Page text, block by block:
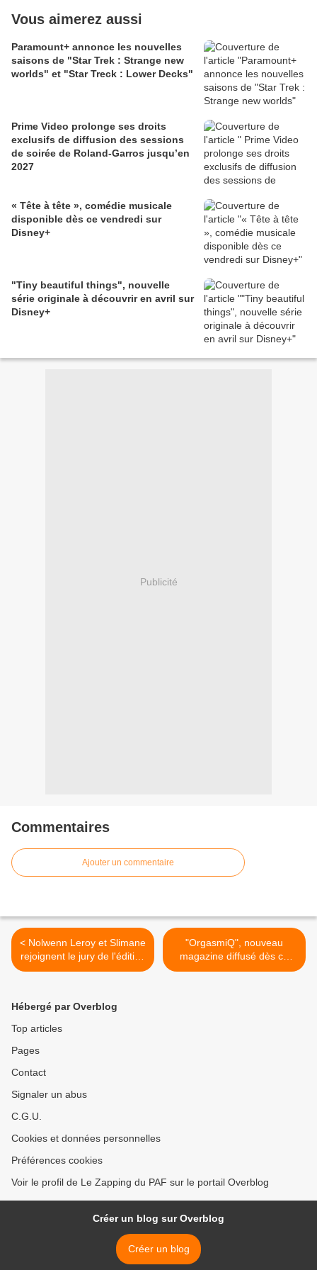
Vous aimerez aussi
Paramount+ annonce les nouvelles
saisons de "Star Trek : Strange new
worlds" et "Star Treck : Lower Decks"
Prime Video prolonge ses droits
exclusifs de diffusion des sessions
de soirée de Roland-Garros jusqu’en
2027
« Tête à tête », comédie musicale
disponible dès ce vendredi sur
Disney+
"Tiny beautiful things", nouvelle
série originale à découvrir en avril sur
Disney+
Publicité
Commentaires
Ajouter un commentaire
< Nolwenn Leroy et Slimane
rejoignent le jury de l'édition
2023 de "The Voice Kids"
"OrgasmiQ", nouveau
magazine diffusé dès ce
soir sur Téva >
Hébergé par Overblog
Top articles
Pages
Contact
Signaler un abus
C.G.U.
Cookies et données personnelles
Préférences cookies
Voir le profil de Le Zapping du PAF sur le portail Overblog
Créer un blog sur Overblog
Créer un blog